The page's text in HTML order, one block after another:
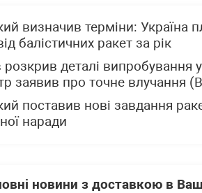
визначив терміни: Україна
балістичних ракет за рік
деталі випробування
заявив про точне влучання
поставив нові завдання
наради
новини з доставкою в